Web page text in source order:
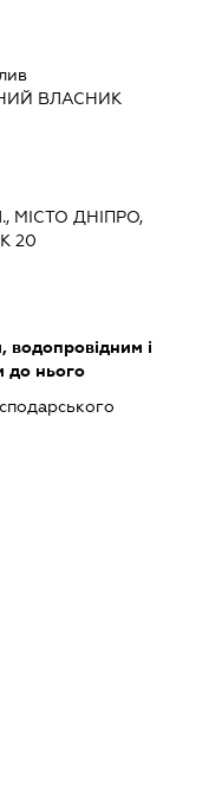
ВЛАСНИК
МІСТО ДНІПРО,
20
водопровідним і
до нього